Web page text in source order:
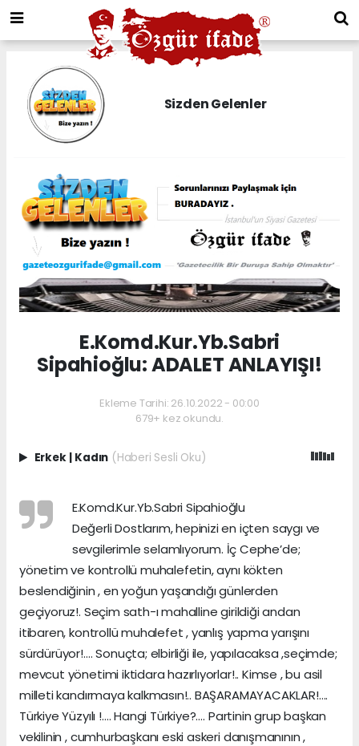
Sizden Gelenler
E.Komd.Kur.Yb.Sabri
Sipahioğlu: ADALET ANLAYIŞI!
Ekleme Tarihi: 26.10.2022 - 00:00
679+ kez okundu.
Erkek | Kadın (Haberi Sesli Oku)
E.Komd.Kur.Yb.Sabri Sipahioğlu
Değerli Dostlarım, hepinizi en içten saygı ve
sevgilerimle selamlıyorum. İç Cephe’de;
yönetim ve kontrollü muhalefetin, aynı kökten
beslendiğinin , en yoğun yaşandığı günlerden
geçiyoruz!. Seçim sath-ı mahalline girildiği andan
itibaren, kontrollü muhalefet , yanlış yapma yarışını
sürdürüyor!…. Sonuçta; elbirliği ile, yapılacaksa ,seçimde;
mevcut yönetimi iktidara hazırlıyorlar!.. Kimse , bu asil
milleti kandırmaya kalkmasın!.. BAŞARAMAYACAKLAR!….
Türkiye Yüzyılı !…. Hangi Türkiye?…. Partinin grup başkan
vekilinin , cumhurbaşkanı eski askeri danışmanının ,